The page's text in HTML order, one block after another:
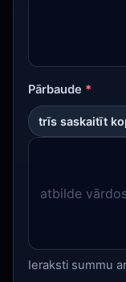
Pārbaude *
trīs saskaitīt
Ieraksti summu